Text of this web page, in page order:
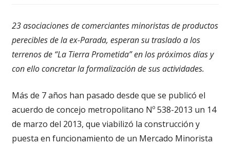
23 asociaciones de comerciantes minoristas de productos
perecibles de la ex-Parada, esperan su traslado a los
terrenos de “La Tierra Prometida” en los próximos días y
con ello concretar la formalización de sus actividades.
Más de 7 años han pasado desde que se publicó el
acuerdo de concejo metropolitano Nº 538-2013 un 14
de marzo del 2013, que viabilizó la construcción y
puesta en funcionamiento de un Mercado Minorista